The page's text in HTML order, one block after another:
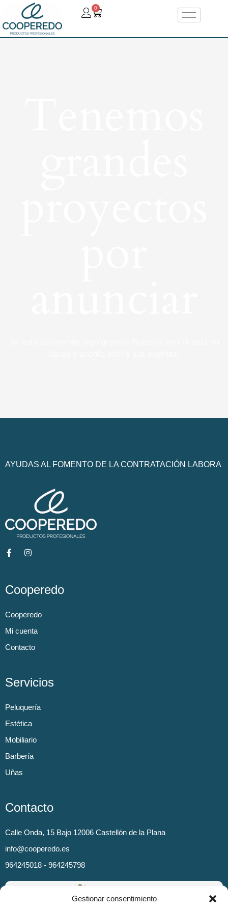
Gestionar consentimiento
0
AYUDAS AL FOMENTO DE LA CONTRATACIÓN LABORA
Cooperedo
Cooperedo
Mi cuenta
Contacto
Servicios
Peluquería
Estética
Mobiliario
Barbería
Uñas
Contacto
Calle Onda, 15 Bajo 12006 Castellón de la Plana
info@cooperedo.es
964245018 - 964245798